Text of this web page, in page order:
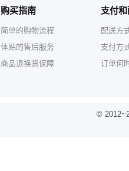
购买指南
简单的购物流程
体贴的售后服务
商品退换货保障
支付
配送方
支付方
订单何
© 2012